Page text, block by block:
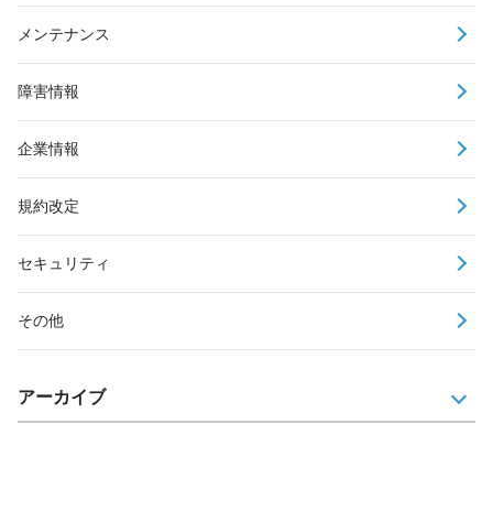
メンテナンス
障害情報
企業情報
規約改定
セキュリティ
その他
アーカイブ